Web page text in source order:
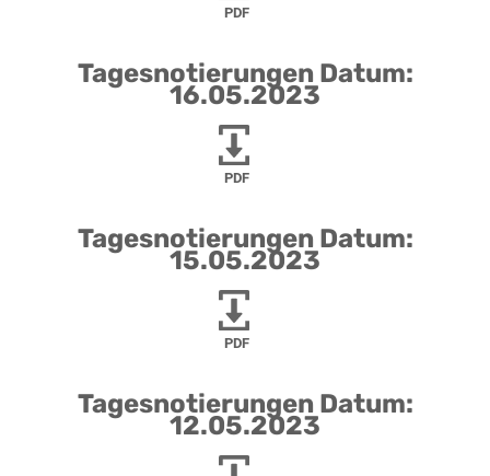
PDF
Tagesnotierungen Datum:
16.05.2023
PDF
Tagesnotierungen Datum:
15.05.2023
PDF
Tagesnotierungen Datum:
12.05.2023